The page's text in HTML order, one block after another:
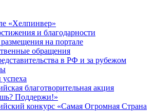
«Хелпинвер»
и благодарности
на портале
обращения
в РФ и за рубежом
благотворительная акция
Поддержи!»
конкурс «Самая Огромная Страна